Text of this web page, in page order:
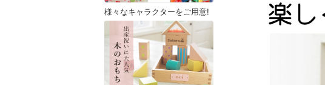
様々なキャラクターをご用意!